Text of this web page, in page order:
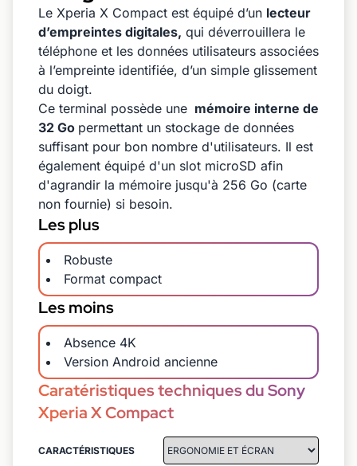
Le Xperia X Compact est équipé d’un lecteur
d’empreintes digitales, qui déverrouillera le
téléphone et les données utilisateurs associées
à l’empreinte identifiée, d’un simple glissement
du doigt.
Ce terminal possède une mémoire interne de
32 Go permettant un stockage de données
suffisant pour bon nombre d'utilisateurs. Il est
également équipé d'un slot microSD afin
d'agrandir la mémoire jusqu'à 256 Go (carte
non fournie) si besoin.
Les plus
Robuste
Format compact
Les moins
Absence 4K
Version Android ancienne
Caratéristiques techniques du Sony
Xperia X Compact
CARACTÉRISTIQUES